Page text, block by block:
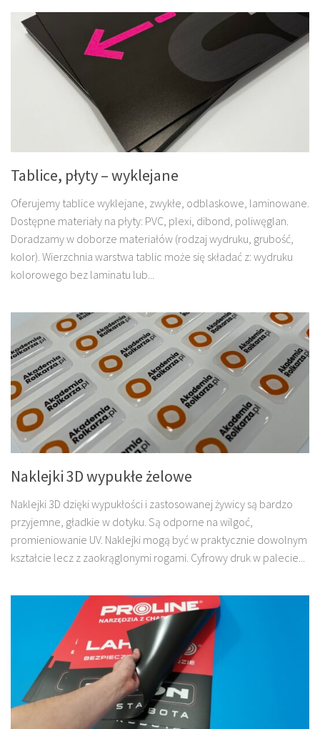
Tablice, płyty – wyklejane
Oferujemy tablice wyklejane, zwykłe, odblaskowe, laminowane.
Dostępne materiały na płyty: PVC, plexi, dibond, poliwęglan.
Doradzamy w doborze materiałów (rodzaj wydruku, grubość,
kolor). Wierzchnia warstwa tablic może się składać z: wydruku
kolorowego bez laminatu lub...
Naklejki 3D wypukłe żelowe
Naklejki 3D dzięki wypukłości i zastosowanej żywicy są bardzo
przyjemne, gładkie w dotyku. Są odporne na wilgoć,
promieniowanie UV. Naklejki mogą być w praktycznie dowolnym
kształcie lecz z zaokrąglonymi rogami. Cyfrowy druk w palecie...